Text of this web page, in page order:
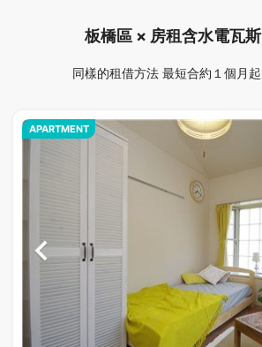
板橋區 × 房租含水電瓦
同樣的租借方法 最短合約１個月
APARTMENT